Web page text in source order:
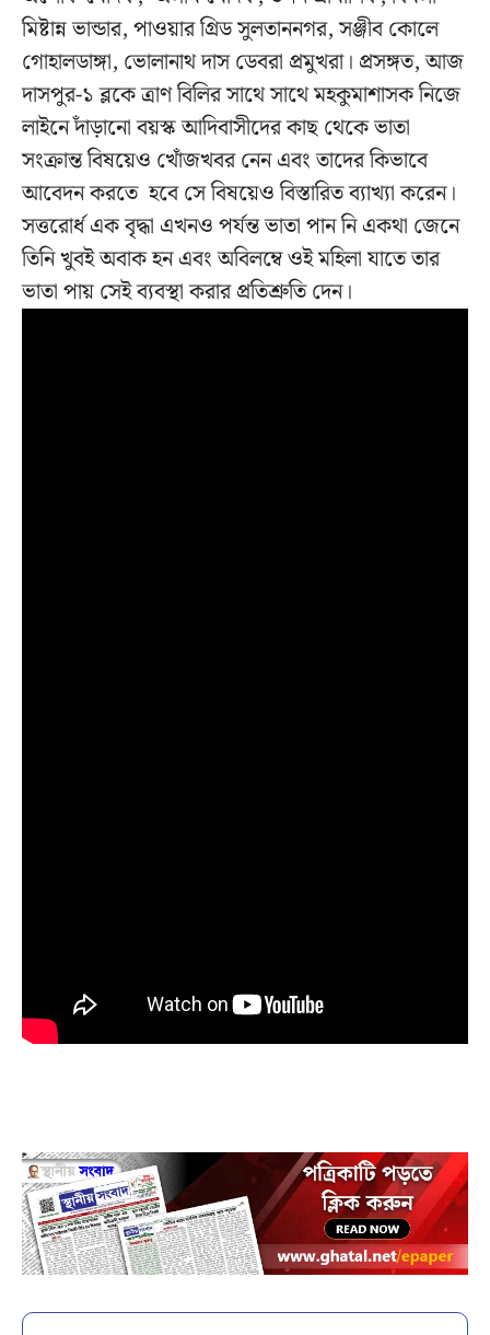
মিষ্টান্ন ভান্ডার, পাওয়ার গ্রিড সুলতাননগর, সঞ্জীব কোলে
গোহালডাঙ্গা, ভোলানাথ দাস ডেবরা প্রমুখরা। প্রসঙ্গত, আজ
দাসপুর-১ ব্লকে ত্রাণ বিলির সাথে সাথে মহকুমাশাসক নিজে
লাইনে দাঁড়ানো বয়স্ক আদিবাসীদের কাছ থেকে ভাতা
সংক্রান্ত বিষয়েও খোঁজখবর নেন এবং তাদের কিভাবে
আবেদন করতে হবে সে বিষয়েও বিস্তারিত ব্যাখ্যা করেন।
সত্তরোর্ধ এক বৃদ্ধা এখনও পর্যন্ত ভাতা পান নি একথা জেনে
তিনি খুবই অবাক হন এবং অবিলম্বে ওই মহিলা যাতে তার
ভাতা পায় সেই ব্যবস্থা করার প্রতিশ্রুতি দেন।